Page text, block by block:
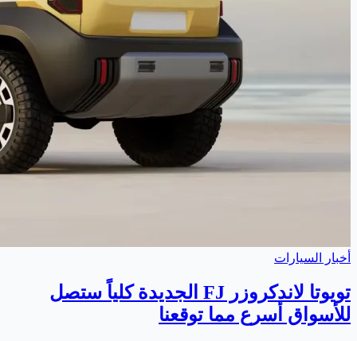
أخبار السيارات
تويوتا لاندكروزر FJ الجديدة كلياً ستصل
للأسواق أسرع مما توقعنا